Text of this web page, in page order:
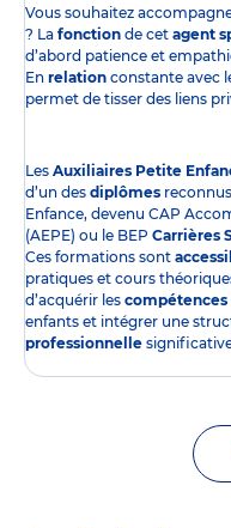
Vous souhaitez
? La fonction de cet agent
d’abord patience et
En relation constante avec
permet de tisser des liens
Les Auxiliaires Petite
d’un des diplômes
Enfance, devenu CAP
(AEPE) ou le BEP Carrières
Ces formations sont
pratiques et cours
d’acquérir les compétences
enfants et intégrer une
professionnelle